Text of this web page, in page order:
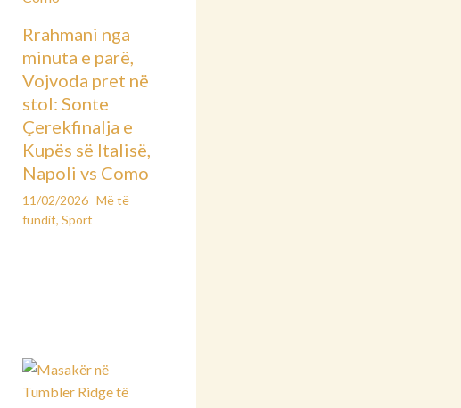
Rrahmani nga
minuta e parë,
Vojvoda pret në
stol: Sonte
Çerekfinalja e
Kupës së Italisë,
Napoli vs Como
11/02/2026 Më të
fundit, Sport